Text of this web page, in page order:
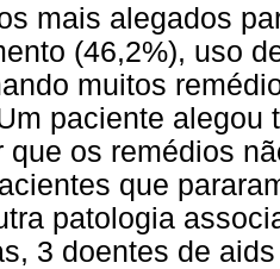
mais alegados
(46,2%), uso
muitos
paciente alegou
que os remédios
que
patologia
3 doentes de